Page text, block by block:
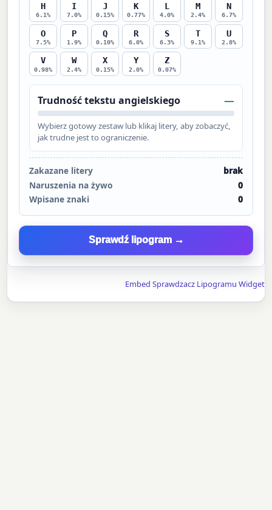
H
6.1%
I
7.0%
J
0.15%
K
0.77%
L
4.0%
M
2.4%
N
6.7%
O
7.5%
P
1.9%
Q
0.10%
R
6.0%
S
6.3%
T
9.1%
U
2.8%
V
0.98%
W
2.4%
X
0.15%
Y
2.0%
Z
0.07%
Trudność tekstu angielskiego —
Wybierz gotowy zestaw lub klikaj litery, aby zobaczyć,
jak trudne jest to ograniczenie.
Zakazane litery
brak
Naruszenia na żywo
0
Wpisane znaki
0
Sprawdź lipogram →
Embed Sprawdzacz Lipogramu Widget